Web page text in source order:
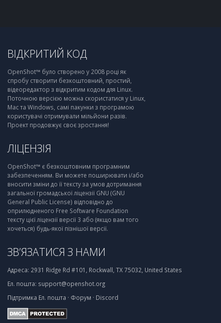
ВІДКРИТИЙ КОД
OpenShot™ було створено у 2008 році як
спробу створити безкоштовний, простий,
відеоредактор з відкритим кодом для Linux.
Поточною версією можна скористатися у Linux,
Mac та Windows, самі пакунки з програмою
користувачі отримували мільйони разів.
Проект продовжує своє зростання!
ЛІЦЕНЗІЯ
OpenShot™ є безкоштовним програмним
забезпеченням. Ви можете поширювати і/або
вносити зміни до її тексту за умов дотримання
загальної громадської ліцензії GNU (GNU
General Public License) відповідно до
оприлюдненого Free Software Foundation
тексту цієї ліцензії версії 3 або (якщо вам того
хочеться) будь-якої пізнішої версії.
ЗВ’ЯЗАТИСЯ З НАМИ
Адреса: 2931 Ridge Rd #101, Rockwall, TX 75032, United States
Ел. пошта: support@openshot.org
Підтримка Ел. пошта · Форум · Discord